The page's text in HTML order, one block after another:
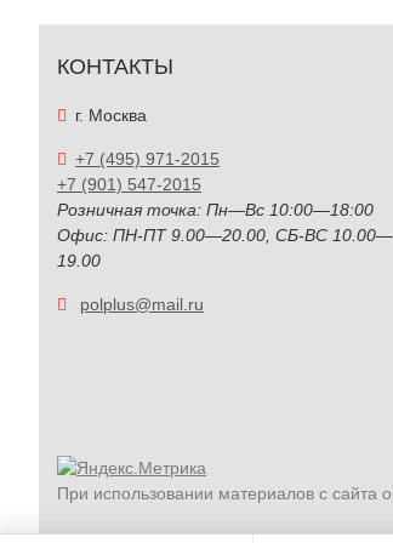
КОНТАКТЫ
г. Москва
+7 (495) 971-2015
+7 (901) 547-2015
Розничная точка: Пн—Вс 10:00—18:00
Офис: ПН-ПТ 9.00—20.00, СБ-ВС 10.00—
19.00
polplus@mail.ru
При использовании материалов с сайта